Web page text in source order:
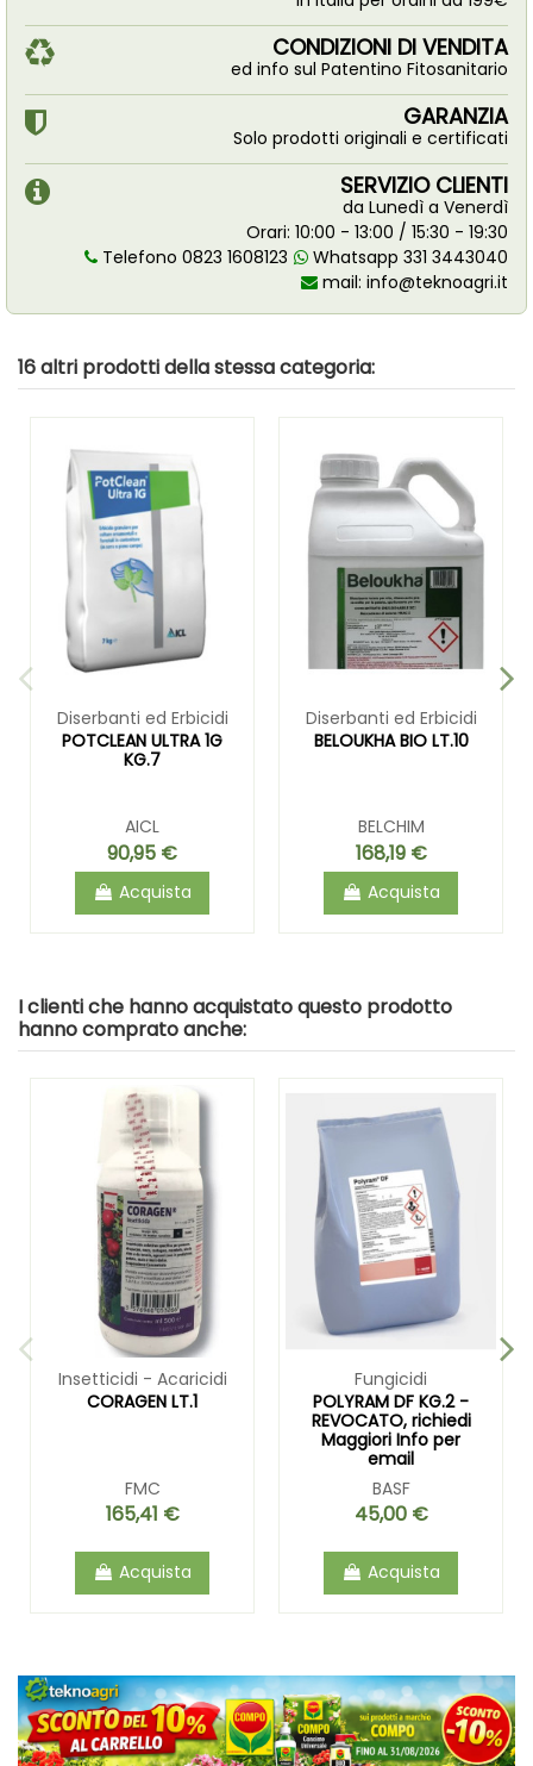
CONDIZIONI DI VENDITA
ed info sul Patentino Fitosanitario
GARANZIA
Solo prodotti originali e certificati
SERVIZIO CLIENTI
da Lunedì a Venerdì
Orari: 10:00 - 13:00 / 15:30 - 19:30
Telefono 0823 1608123
Whatsapp 331 3443040
mail: info@teknoagri.it
16 altri prodotti della stessa categoria:
Diserbanti ed Erbicidi
POTCLEAN ULTRA 1G
KG.7
AICL
90,95 €
Acquista
Diserbanti ed Erbicidi
BELOUKHA BIO LT.10
BELCHIM
168,19 €
Acquista
I clienti che hanno acquistato questo prodotto
hanno comprato anche:
Insetticidi - Acaricidi
CORAGEN LT.1
FMC
165,41 €
Acquista
Fungicidi
POLYRAM DF KG.2 -
REVOCATO, richiedi
Maggiori Info per
email
BASF
45,00 €
Acquista